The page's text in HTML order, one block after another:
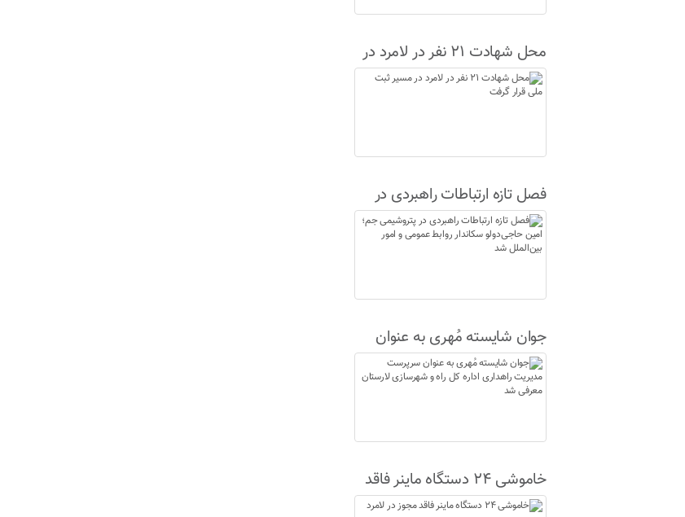
محل شهادت ۲۱ نفر در لامرد در
مسیر ثبت ملی قرار گرفت
فصل تازه ارتباطات راهبردی در
پتروشیمی جم؛ امین حاجی‌دولو
سکاندار روابط عمومی و امور
جوان شایسته مُهری به عنوان
سرپرست مدیریت راهداری اداره
کل راه و شهرسازی لارستان
خاموشی ۲۴ دستگاه ماینر فاقد
مجوز در لامرد